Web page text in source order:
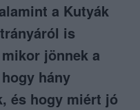
a Kutyák
is
jönnek a
hány
és hogy miért jó